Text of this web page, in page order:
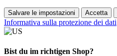
Salvare le impostazioni Accetta
Informativa sulla protezione dei dati
Bist du im richtigen Shop?